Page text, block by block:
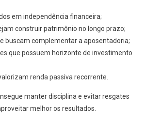
em independência financeira;
construir patrimônio no longo prazo;
buscam complementar a aposentadoria;
que possuem horizonte de investimento
renda passiva recorrente.
manter disciplina e evitar resgates
melhor os resultados.